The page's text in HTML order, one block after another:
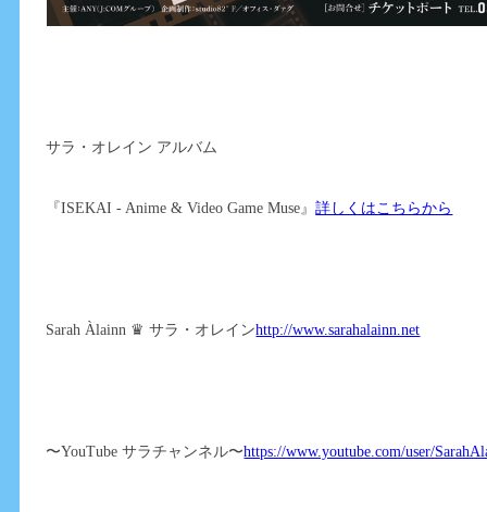
サラ・オレイン アルバム
『ISEKAI - Anime & Video Game Muse』詳しくはこちらから
Sarah Àlainn ♛ サラ・オレインhttp://www.sarahalainn.net
〜YouTube サラチャンネル〜https://www.youtube.com/user/